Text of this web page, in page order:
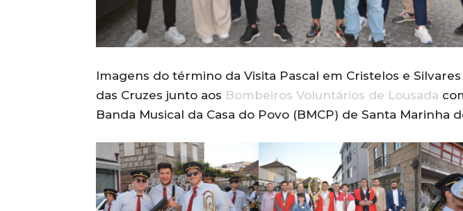
Imagens do término da Visita Pascal em Cristelos e
das Cruzes junto aos Bombeiros Voluntários de Lousada
Banda Musical da Casa do Povo (BMCP) de Santa Marinha